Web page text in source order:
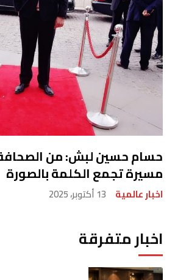
حسام حسين لبش: من
مسيرة تجمع الكلمة بالصورة
اخبار عالمية 13 أكتوبر، 2025
اخبار متفرقة